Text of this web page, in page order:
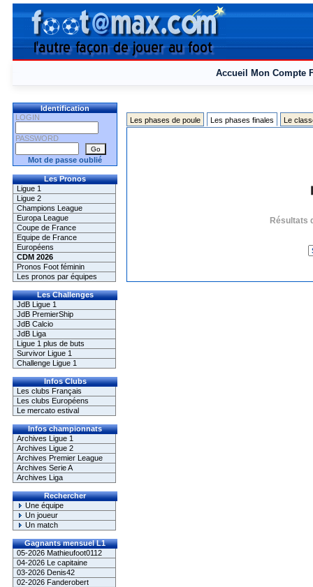
Accueil Mon Compte
Identification
LOGIN
PASSWORD
Mot de passe oublié
Les Pronos
Ligue 1
Ligue 2
Champions League
Europa League
Coupe de France
Equipe de France
Européens
CDM 2026
Pronos Foot féminin
Les pronos par équipes
Les Challenges
JdB Ligue 1
JdB PremierShip
JdB Calcio
JdB Liga
Ligue 1 plus de buts
Survivor Ligue 1
Challenge Ligue 1
Infos Clubs
Les clubs Français
Les clubs Européens
Le mercato estival
Infos championnats
Archives Ligue 1
Archives Ligue 2
Archives Premier League
Archives Serie A
Archives Liga
Rechercher
Une équipe
Un joueur
Un match
Gagnants mensuel L1
05-2026 Mathieufoot0112
04-2026 Le capitaine
03-2026 Denis42
02-2026 Fanderobert
Les phases de poule Les phases finales Le
Résultats